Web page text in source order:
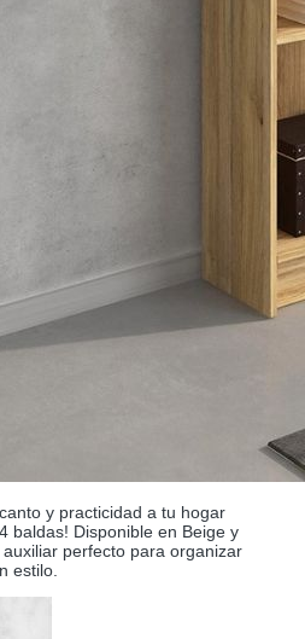
y practicidad a tu hogar
baldas! Disponible en Beige y
perfecto para organizar
estilo.